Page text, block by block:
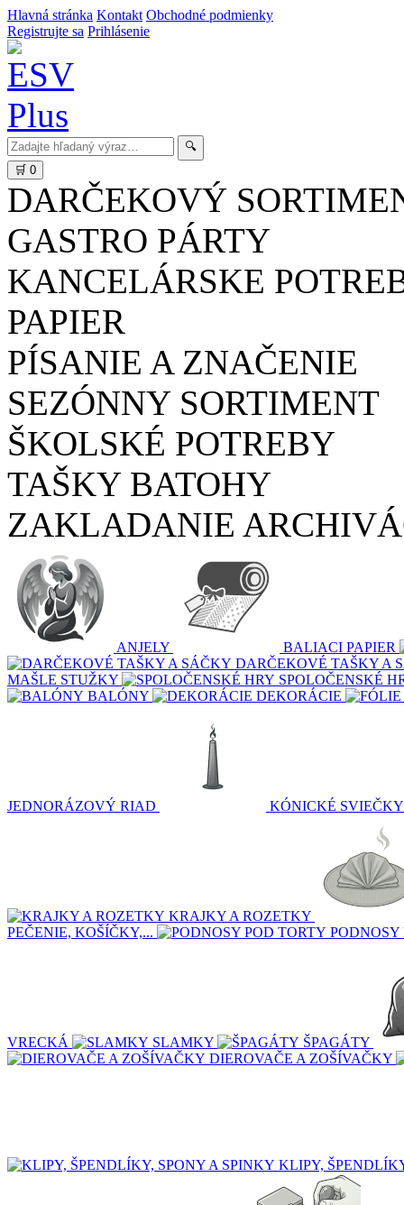
Hlavná stránka Kontakt Obchodné podmienky
Registrujte sa Prihlásenie
🔍
🛒 0
DARČEKOVÝ
GASTRO PÁRTY
KANCELÁRSKE
PAPIER
PÍSANIE A ZNAČENIE
SEZÓNNY SORTIMENT
ŠKOLSKÉ POTREBY
TAŠKY BATOHY
ZAKLADANIE
ANJELY
BALIACI PAPIER
DARČEKOVÉ TAŠKY A
MAŠLE STUŽKY
SPOLOČENSKÉ
BALÓNY
DEKORÁCIE
JEDNORÁZOVÝ RIAD KÓNICKÉ SVIEČKY
KRAJKY A ROZETKY
PEČENIE, KOŠÍČKY,...
PODNOSY
VRECKÁ SLAMKY
ŠPAGÁTY
DIEROVAČE A ZOŠÍVAČKY
KLIPY,